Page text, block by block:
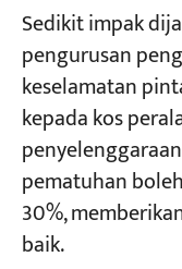
Sedikit impak
pengurusan
keselamatan
kepada kos
pematuhan
30%,
baik.